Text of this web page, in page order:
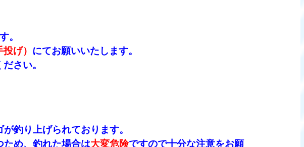
。
げ） にてお願いいたします。
さい。
釣り上げられております。
ため、釣れた場合は大変危険ですので十分な注意をお願